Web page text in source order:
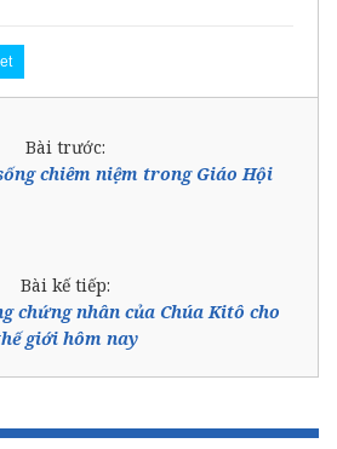
Bài trước:
chiêm niệm trong Giáo Hội
Bài kế tiếp:
chứng nhân của Chúa Kitô cho
giới hôm nay